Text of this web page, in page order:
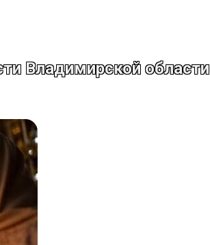
Владимирской области